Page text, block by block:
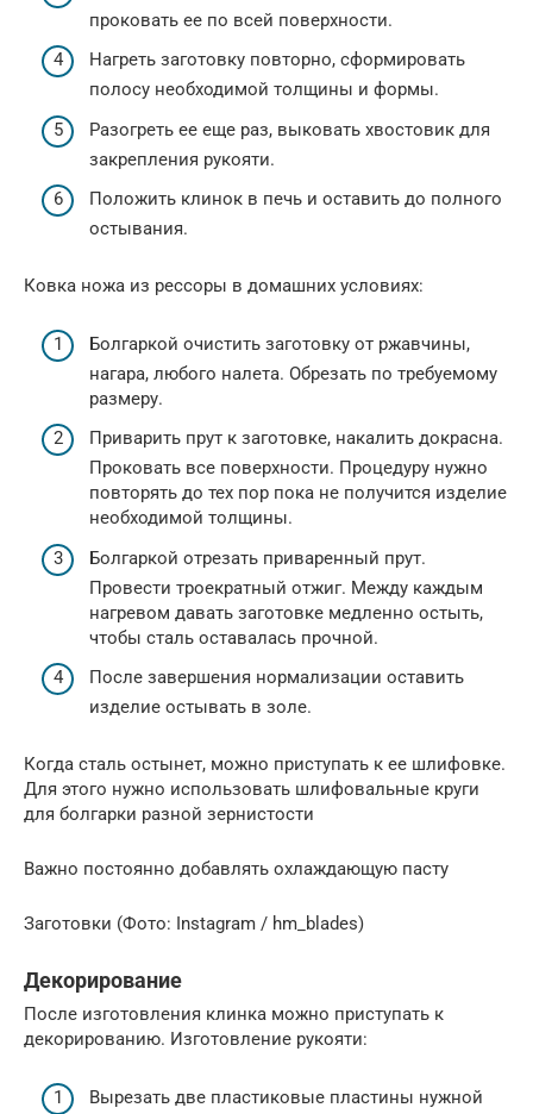
проковать ее по всей поверхности.
Нагреть заготовку повторно, сформировать
полосу необходимой толщины и формы.
Разогреть ее еще раз, выковать хвостовик для
закрепления рукояти.
Положить клинок в печь и оставить до полного
остывания.
Ковка ножа из рессоры в домашних условиях:
Болгаркой очистить заготовку от ржавчины,
нагара, любого налета. Обрезать по требуемому
размеру.
Приварить прут к заготовке, накалить докрасна.
Проковать все поверхности. Процедуру нужно
повторять до тех пор пока не получится изделие
необходимой толщины.
Болгаркой отрезать приваренный прут.
Провести троекратный отжиг. Между каждым
нагревом давать заготовке медленно остыть,
чтобы сталь оставалась прочной.
После завершения нормализации оставить
изделие остывать в золе.
Когда сталь остынет, можно приступать к ее шлифовке.
Для этого нужно использовать шлифовальные круги
для болгарки разной зернистости
Важно постоянно добавлять охлаждающую пасту
Заготовки (Фото: Instagram / hm_blades)
Декорирование
После изготовления клинка можно приступать к
декорированию. Изготовление рукояти:
Вырезать две пластиковые пластины нужной